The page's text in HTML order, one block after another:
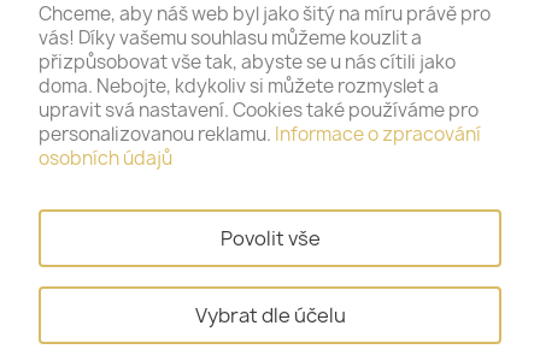
PRODUKTY
NAŠE SPOLEČNOST 

INFORMACE O OBCHODU keyboard_arrow_down
Chceme, aby náš web byl jako šitý na míru právě pro
vás! Díky vašemu souhlasu můžeme kouzlit a
přizpůsobovat vše tak, abyste se u nás cítili jako
doma. Nebojte, kdykoliv si můžete rozmyslet a
upravit svá nastavení. Cookies také používáme pro
personalizovanou reklamu. Informace o zpracování
osobních údajů
Povolit vše
Vybrat dle účelu